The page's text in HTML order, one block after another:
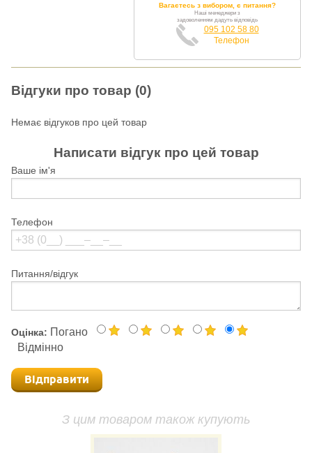
Вагаєтесь з вибором, є питання?
Наші менеджери з
задоволенням дадуть відповідь
095 102 58 80
Телефон
Відгуки про товар (0)
Немає відгуков про цей товар
Написати відгук про цей товар
Ваше ім'я
Телефон
Питання/відгук
Оцінка: Погано
Відмінно
Відправити
З цим товаром також купують